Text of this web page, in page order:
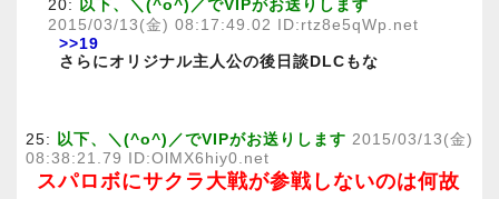
20: 以下、＼(^o^)／でVIPがお送りします
2015/03/13(金) 08:17:49.02 ID:rtz8e5qWp.net
>>19
さらにオリジナル主人公の後日談DLCもな
25: 以下、＼(^o^)／でVIPがお送りします 2015/03/13(金)
08:38:21.79 ID:OlMX6hiy0.net
スパロボにサクラ大戦が参戦しないのは何故